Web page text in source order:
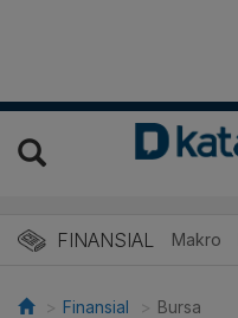
FINANSIAL Makro
Finansial Bursa